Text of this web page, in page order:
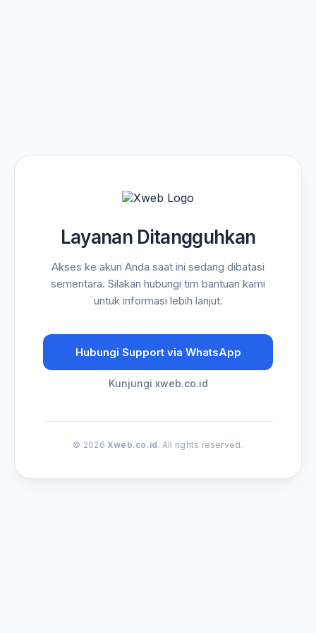
Layanan Ditangguhkan
Akses ke akun Anda saat ini sedang dibatasi
sementara. Silakan hubungi tim bantuan kami
untuk informasi lebih lanjut.
Hubungi Support via WhatsApp
Kunjungi xweb.co.id
© 2026 Xweb.co.id. All rights reserved.